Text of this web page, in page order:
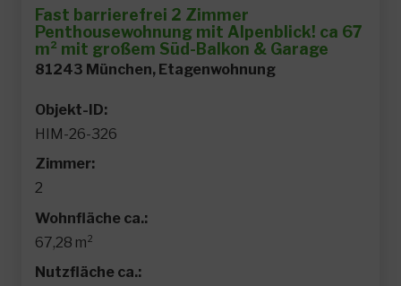
Fast barrierefrei 2 Zimmer
Penthousewohnung mit Alpenblick! ca 67
m² mit großem Süd-Balkon & Garage
81243 München, Etagenwohnung
Objekt-ID:
HIM-26-326
Zimmer:
2
Wohnfläche ca.:
67,28 m²
Nutzfläche ca.: